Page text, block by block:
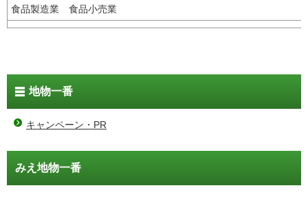
食品製造業 食品小売業
地物一番
キャンペーン・PR
みえ地物一番